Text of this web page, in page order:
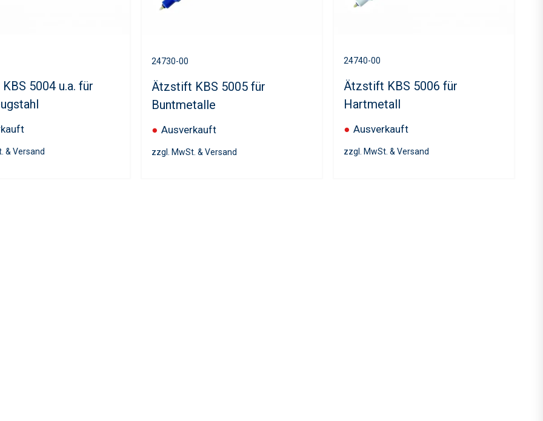
5004 u.a. für
& Versand
● Ausverkauft
Ätzstift KBS 5005 für
Buntmetalle
zzgl. MwSt. & Versand
24730-00
● Ausverkauft
Ätzstift KBS 5006 für
Hartmetall
zzgl. MwSt. & Versand
24740-00